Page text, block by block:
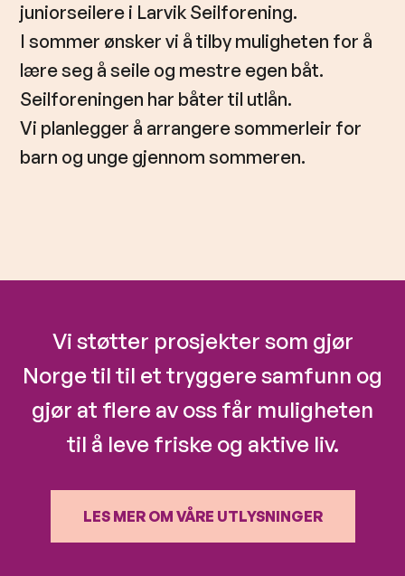
juniorseilere i Larvik Seilforening.
I sommer ønsker vi å tilby muligheten for å
lære seg å seile og mestre egen båt.
Seilforeningen har båter til utlån.
Vi planlegger å arrangere sommerleir for
barn og unge gjennom sommeren.
Vi støtter prosjekter som gjør
Norge til til et tryggere samfunn og
gjør at flere av oss får muligheten
til å leve friske og aktive liv.
LES MER OM VÅRE UTLYSNINGER